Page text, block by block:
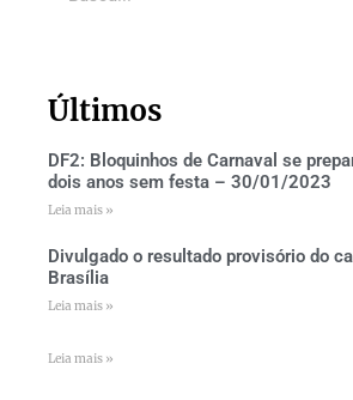
Últimos
DF2: Bloquinhos de Carnaval se
dois anos sem festa – 30/01/2023
Leia mais »
Divulgado o resultado provisório do
Brasília
Leia mais »
Leia mais »